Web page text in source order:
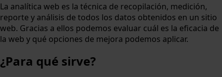
La analítica web es la técnica de recopilación, medición,
reporte y análisis de todos los datos obtenidos en un sitio
web. Gracias a ellos podemos evaluar cuál es la eficacia de
la web y qué opciones de mejora podemos aplicar.
¿Para qué sirve?